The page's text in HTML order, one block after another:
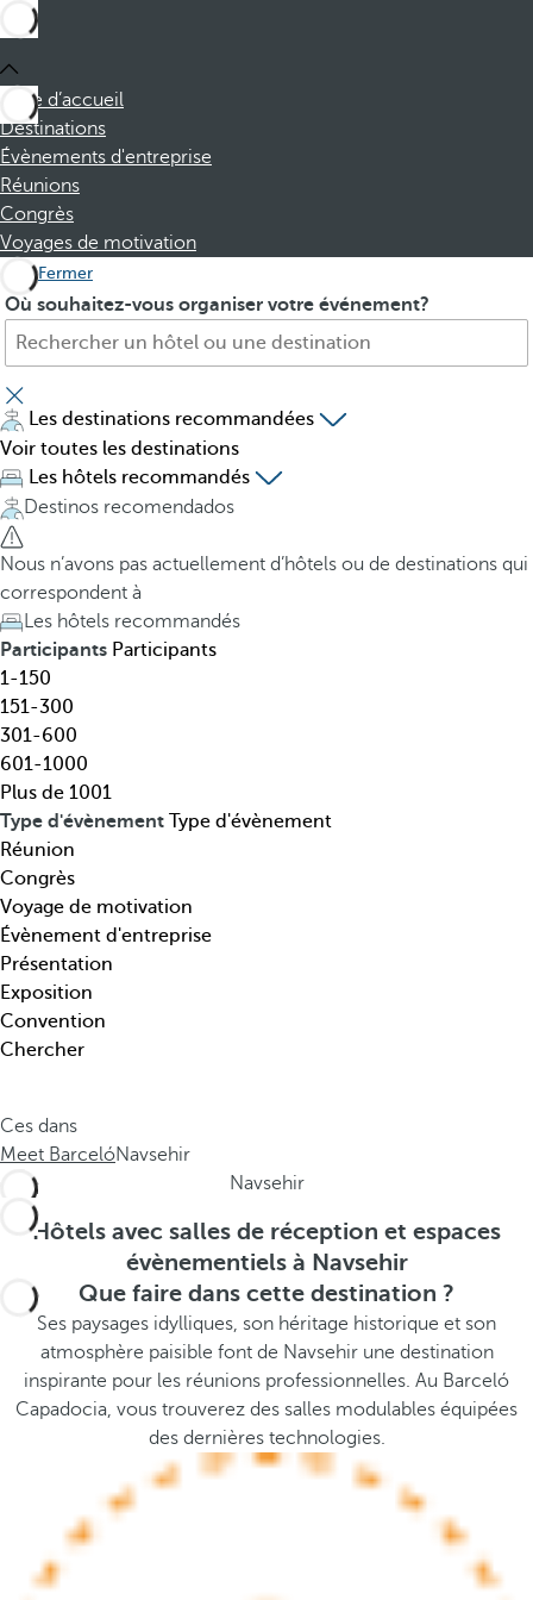
Page d’accueil
Destinations
Évènements d'entreprise
Réunions
Congrès
Voyages de motivation
Fermer
Où souhaitez-vous organiser votre événement?
H
t
e
l
,
d
e
s
t
i
n
a
t
i
o
n
,
t
h
é
m
a
t
i
q
u
.
.
P
e
s
s
i
n
g
t
h
e
d
o
w
n
a
r
r
o
w
k
e
y
o
p
e
n
h
e
m
Les destinations recommandées
Voir toutes les destinations
Les hôtels recommandés
Destinos recomendados
Nous n’avons pas actuellement d’hôtels ou de destinations qui
correspondent à
Les hôtels recommandés
Participants Participants
1-150
151-300
301-600
601-1000
Plus de 1001
Type d'évènement Type d'évènement
Réunion
Congrès
Voyage de motivation
Évènement d'entreprise
Présentation
Exposition
Convention
Chercher
Ces dans
Meet BarcelóNavsehir
Navsehir
Hôtels avec salles de réception et espaces
évènementiels à Navsehir
Que faire dans cette destination ?
Ses paysages idylliques, son héritage historique et son
atmosphère paisible font de Navsehir une destination
inspirante pour les réunions professionnelles. Au Barceló
Capadocia, vous trouverez des salles modulables équipées
des dernières technologies.